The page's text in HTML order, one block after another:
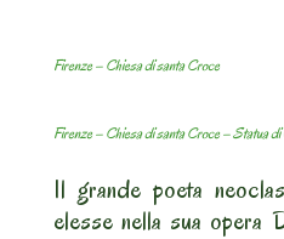
Firenze – Chiesa di santa Croce
Firenze – Chiesa di santa Croce – Statua
Il grande poeta
elesse nella sua opera